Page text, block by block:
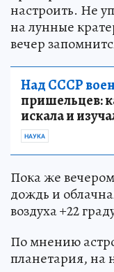
настроить. Не
на лунные
вечер
Над СССР
пришельцев:
искала и
НАУКА
Пока же
дождь и
воздуха +22
По мнению
планетария, на